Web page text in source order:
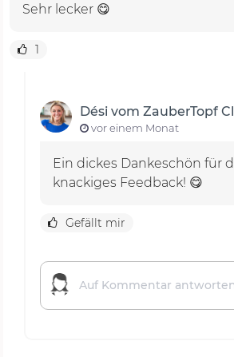
Sehr lecker 😋
1
Dési vom ZauberTopf
vor einem Monat
Ein dickes Dankeschön für
knackiges Feedback! 😋
Gefällt mir